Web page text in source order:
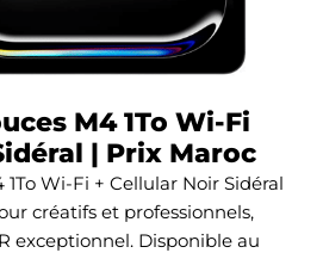
M4 1To Wi-Fi
| Prix Maroc
1To Wi-Fi + Cellular Noir Sidéral
créatifs et professionnels,
exceptionnel. Disponible au